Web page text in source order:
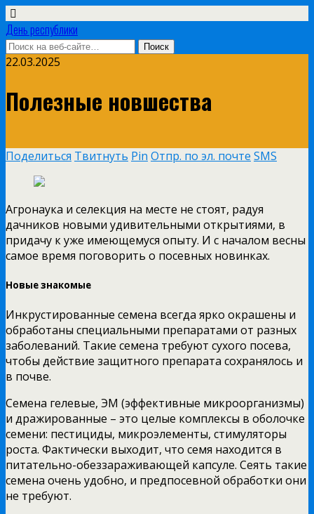
День республики
22.03.2025
Полезные новшества
Поделиться Твитнуть Pin Отпр. по эл. почте SMS
Агронаука и селекция на месте не стоят, радуя
дачников новыми удивительными открытиями, в
придачу к уже имеющемуся опыту. И с началом весны
самое время поговорить о посевных новинках.
Новые знакомые
Инкрустированные семена всегда ярко окрашены и
обработаны специальными препаратами от разных
заболеваний. Такие семена требуют сухого посева,
чтобы действие защитного препарата сохранялось и
в почве.
Семена гелевые, ЭМ (эффективные микроорганизмы)
и дражированные – это целые комплексы в оболочке
семени: пестициды, микроэлементы, стимуляторы
роста. Фактически выходит, что семя находится в
питательно-обеззараживающей капсуле. Сеять такие
семена очень удобно, и предпосевной обработки они
не требуют.